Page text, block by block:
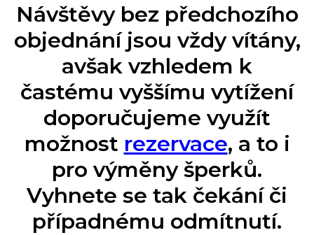
Návštěvy bez předchozího
objednání jsou vždy vítány,
avšak vzhledem k
častému vyššímu vytížení
doporučujeme využít
možnost rezervace, a to i
pro výměny šperků.
Vyhnete se tak čekání či
případnému odmítnutí.